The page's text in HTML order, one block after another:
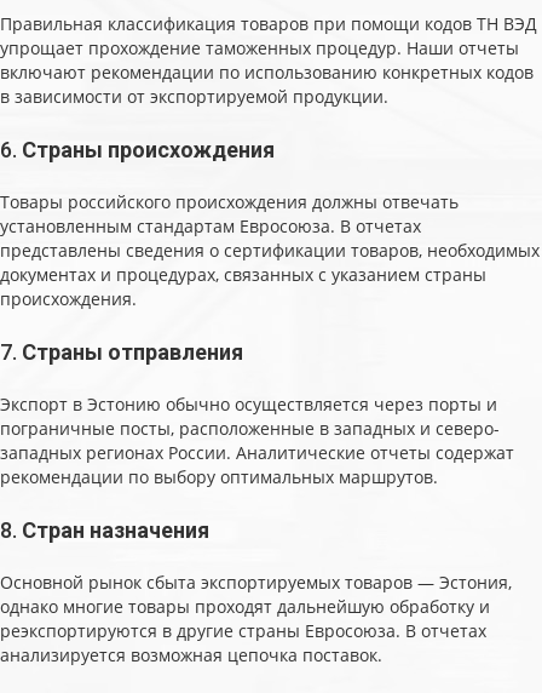
Правильная классификация товаров при помощи кодов ТН ВЭД
упрощает прохождение таможенных процедур. Наши отчеты
включают рекомендации по использованию конкретных кодов
в зависимости от экспортируемой продукции.
6. Страны происхождения
Товары российского происхождения должны отвечать
установленным стандартам Евросоюза. В отчетах
представлены сведения о сертификации товаров, необходимых
документах и процедурах, связанных с указанием страны
происхождения.
7. Страны отправления
Экспорт в Эстонию обычно осуществляется через порты и
пограничные посты, расположенные в западных и северо-
западных регионах России. Аналитические отчеты содержат
рекомендации по выбору оптимальных маршрутов.
8. Стран назначения
Основной рынок сбыта экспортируемых товаров — Эстония,
однако многие товары проходят дальнейшую обработку и
реэкспортируются в другие страны Евросоюза. В отчетах
анализируется возможная цепочка поставок.